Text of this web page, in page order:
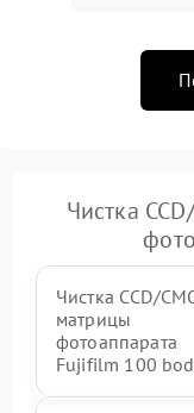
Чистка
Чистка CCD/
матрицы
фотоаппарата
Fujifilm 100